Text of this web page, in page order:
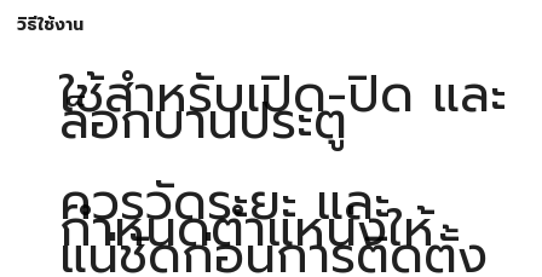
วิธีใช้งาน
ใช้สำหรับเปิด-ปิด และ
ล็อกบานประตู
ควรวัดระยะ และ
กำหนดตำแหน่งให้
แน่ชัดก่อนการติดตั้ง